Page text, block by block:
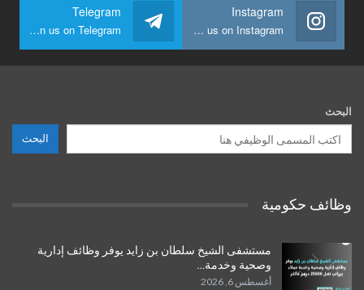
Instagram
Join us on Instagram
Telegram
Join us on Telegram
البحث
البحث
وظائف حكومية
مستشفى الشيخ سلطان بن زايد يوفر وظائف إدارية
وصحية وخدمة…
أغسطس 6, 2026